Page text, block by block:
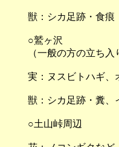
獣：シカ足跡・食痕
○鷲ヶ沢
（一般の方の立ち入
実：ヌスビトハギ、
獣：シカ足跡・糞、
○土山峠周辺